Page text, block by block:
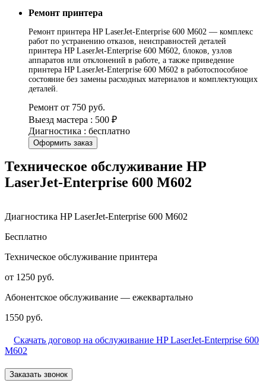
Ремонт принтера
Ремонт принтера HP LaserJet-Enterprise 600 M602 — комплекс
работ по устранению отказов, неисправностей деталей
принтера HP LaserJet-Enterprise 600 M602, блоков, узлов
аппаратов или отклонений в работе, а также приведение
принтера HP LaserJet-Enterprise 600 M602 в работоспособное
состояние без замены расходных материалов и комплектующих
деталей.
Ремонт от 750 руб.
Выезд мастера : 500 ₽
Диагностика : бесплатно
Оформить заказ
Техническое обслуживание HP
LaserJet-Enterprise 600 M602
Диагностика HP LaserJet-Enterprise 600 M602
Бесплатно
Техническое обслуживание принтера
от 1250 руб.
Абонентское обслуживание — ежеквартально
1550 руб.
Скачать договор на обслуживание HP LaserJet-Enterprise 600
M602
Заказать звонок